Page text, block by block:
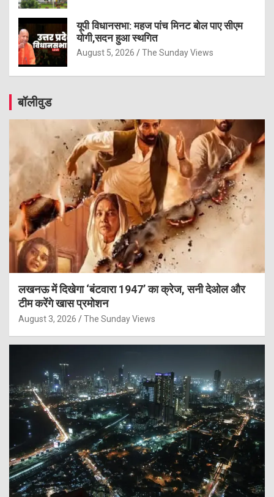
यूपी विधानसभा: महज पांच मिनट बोल पाए सीएम
योगी,सदन हुआ स्थगित
August 5, 2026 The Sunday Views
बॉलीवुड
लखनऊ में दिखेगा ‘बंटवारा 1947’ का क्रेज, सनी देओल और
टीम करेंगे खास प्रमोशन
August 3, 2026 The Sunday Views